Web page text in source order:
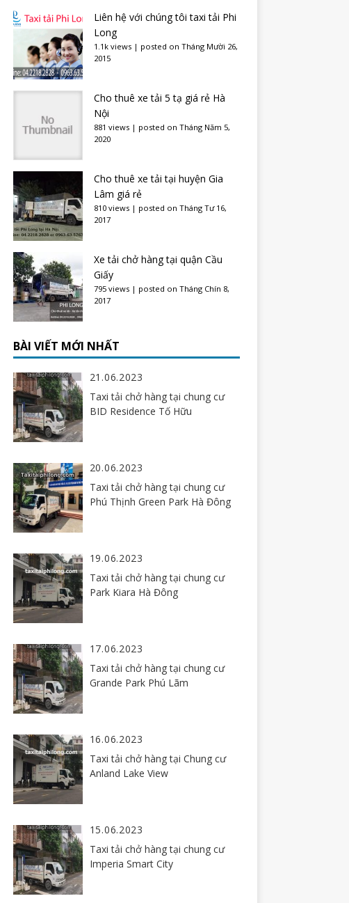
Liên hệ với chúng tôi taxi tải Phi
Long
1.1k views| posted on Tháng Mười 26,
2015
Cho thuê xe tải 5 tạ giá rẻ Hà
Nội
881 views| posted on Tháng Năm 5,
2020
Cho thuê xe tải tại huyện Gia
Lâm giá rẻ
810 views| posted on Tháng Tư 16,
2017
Xe tải chở hàng tại quận Cầu
Giấy
795 views| posted on Tháng Chín 8,
2017
BÀI VIẾT MỚI NHẤT
21.06.2023
Taxi tải chở hàng tại chung cư
BID Residence Tố Hữu
20.06.2023
Taxi tải chở hàng tại chung cư
Phú Thịnh Green Park Hà Đông
19.06.2023
Taxi tải chở hàng tại chung cư
Park Kiara Hà Đông
17.06.2023
Taxi tải chở hàng tại chung cư
Grande Park Phú Lãm
16.06.2023
Taxi tải chở hàng tại Chung cư
Anland Lake View
15.06.2023
Taxi tải chở hàng tại chung cư
Imperia Smart City